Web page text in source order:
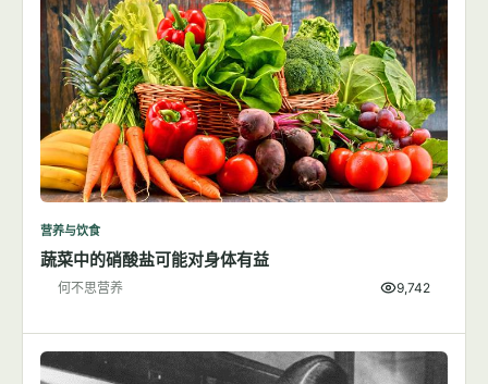
营养与饮食
蔬菜中的硝酸盐可能对身体有益
何不思营养 9,742